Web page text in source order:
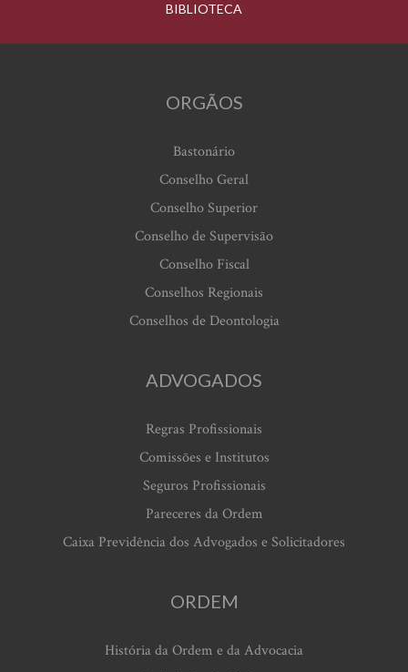
BIBLIOTECA
ORGÃOS
Bastonário
Conselho Geral
Conselho Superior
Conselho de Supervisão
Conselho Fiscal
Conselhos Regionais
Conselhos de Deontologia
ADVOGADOS
Regras Profissionais
Comissões e Institutos
Seguros Profissionais
Pareceres da Ordem
Caixa Previdência dos Advogados e Solicitadores
ORDEM
História da Ordem e da Advocacia